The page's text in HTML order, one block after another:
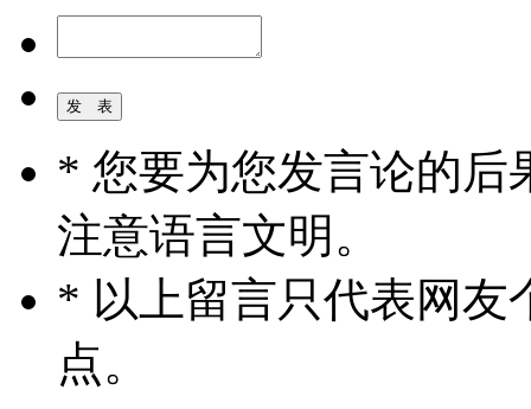
* 您要为您发言论的后
注意语言文明。
* 以上留言只代表网友
点。